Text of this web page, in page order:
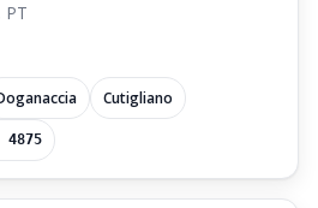
PT
Cutigliano